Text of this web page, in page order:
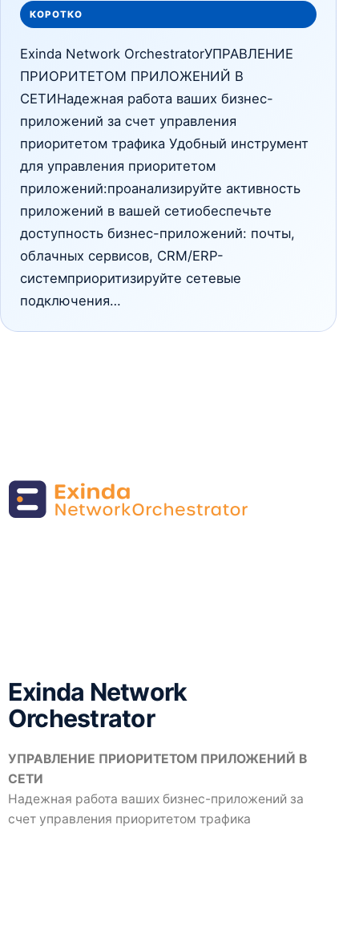
КОРОТКО
Exinda Network OrchestratorУПРАВЛЕНИЕ
ПРИОРИТЕТОМ ПРИЛОЖЕНИЙ В
СЕТИНадежная работа ваших бизнес-
приложений за счет управления
приоритетом трафика Удобный инструмент
для управления приоритетом
приложений:проанализируйте активность
приложений в вашей сетиобеспечьте
доступность бизнес-приложений: почты,
облачных сервисов, CRM/ERP-
системприоритизируйте сетевые
подключения…
Exinda Network
Orchestrator
УПРАВЛЕНИЕ ПРИОРИТЕТОМ ПРИЛОЖЕНИЙ В
СЕТИ
Надежная работа ваших бизнес-приложений за
счет управления приоритетом трафика